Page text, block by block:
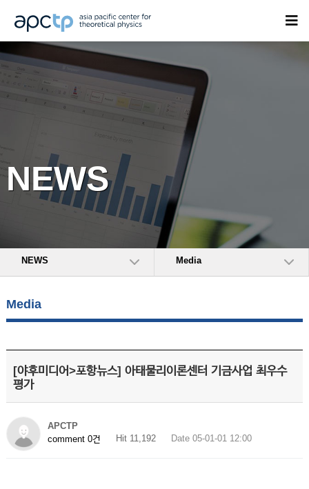
NEWS
NEWS Media
Media
[야후미디어>포항뉴스] 아태물리이론센터 기금사업 최우수
평가
APCTP
comment 0건
Hit 11,192 Date 05-01-01 12:00